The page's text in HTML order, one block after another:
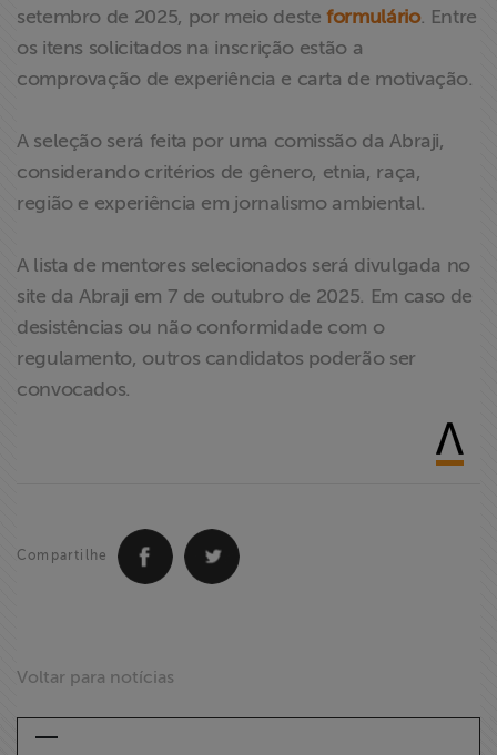
setembro de 2025, por meio desteformulário. Entre
os itens solicitados na inscrição estão a
comprovação de experiência e carta de motivação.
A seleção será feita por uma comissão da Abraji,
considerando critérios de gênero, etnia, raça,
região e experiência em jornalismo ambiental.
A lista de mentores selecionados será divulgada no
site da Abraji em 7 de outubro de 2025. Em caso de
desistências ou não conformidade com o
regulamento, outros candidatos poderão ser
convocados.
Compartilhe
Voltar para notícias